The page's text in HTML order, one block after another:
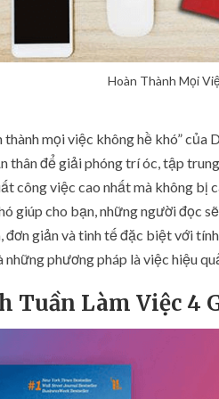
Hoàn Thành Mọi
thành mọi việc không hề khó”
thân để giải phóng trí óc, tập
công việc cao nhất mà không bị
giúp cho bạn, những người đọc
đơn giản và tinh tế đặc biệt với
những phương pháp là việc hiệu
Tuần Làm Việc